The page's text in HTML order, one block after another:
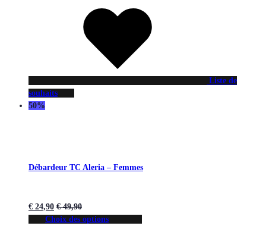
Liste de
souhaits
50%
Débardeur TC Aleria – Femmes
€ 24,90 €49,90
Choix des options